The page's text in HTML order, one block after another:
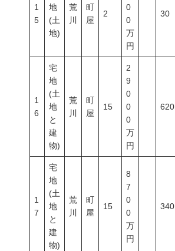
1
5
地
(土
地)
荒
川
町
屋
2
0
0
万
円
30
1
6
宅
地
(土
地
と
建
物)
荒
川
町
屋
15
2
9
0
0
0
万
円
620
1
7
宅
地
(土
地
と
建
物)
荒
川
町
屋
15
8
7
0
0
万
円
340